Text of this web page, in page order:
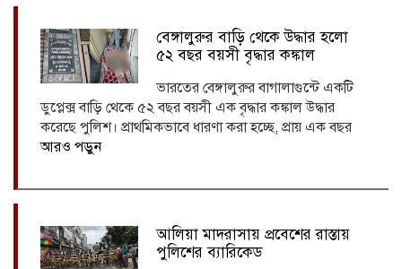
বেঙ্গালুরুর বাড়ি থেকে উদ্ধার হলো
৫২ বছর বয়সী বৃদ্ধার কঙ্কাল
ভারতের বেঙ্গালুরুর বাগালাগুন্টে একটি
ডুপ্লেক্স বাড়ি থেকে ৫২ বছর বয়সী এক বৃদ্ধার কঙ্কাল উদ্ধার
করেছে পুলিশ। প্রাথমিকভাবে ধারণা করা হচ্ছে, প্রায় এক বছর
আরও পড়ুন
আলিয়া মাদরাসায় প্রবেশের রাস্তায়
পুলিশের ব্যারিকেড